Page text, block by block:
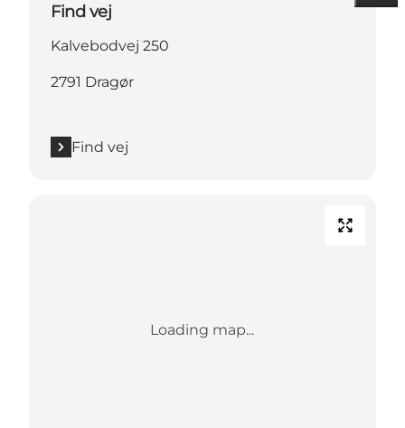
Find vej
Kalvebodvej 250
2791 Dragør
Find vej
Loading map...